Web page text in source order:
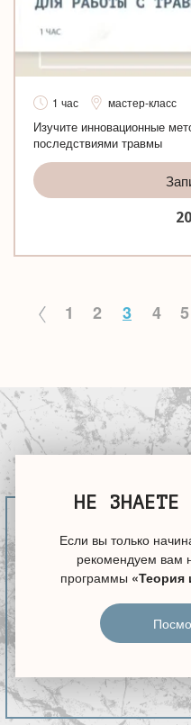
1 час мастер-класс
Изучите инновационные
последствиями травмы
1 2 3 4 5
НЕ ЗНАЕТЕ
Если вы только
рекомендуем вам
программы «Теория